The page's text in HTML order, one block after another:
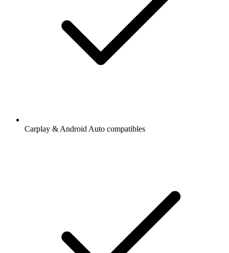
Carplay & Android Auto compatibles